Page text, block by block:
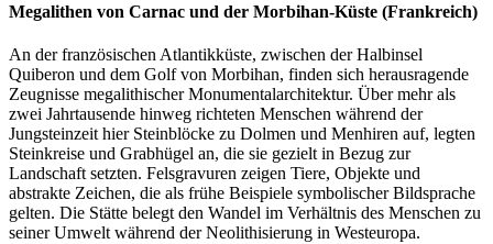
Megalithen von Carnac und der Morbihan-Küste (Frankreich)
An der französischen Atlantikküste, zwischen der Halbinsel
Quiberon und dem Golf von Morbihan, finden sich herausragende
Zeugnisse megalithischer Monumentalarchitektur. Über mehr als
zwei Jahrtausende hinweg richteten Menschen während der
Jungsteinzeit hier Steinblöcke zu Dolmen und Menhiren auf, legten
Steinkreise und Grabhügel an, die sie gezielt in Bezug zur
Landschaft setzten. Felsgravuren zeigen Tiere, Objekte und
abstrakte Zeichen, die als frühe Beispiele symbolischer Bildsprache
gelten. Die Stätte belegt den Wandel im Verhältnis des Menschen zu
seiner Umwelt während der Neolithisierung in Westeuropa.